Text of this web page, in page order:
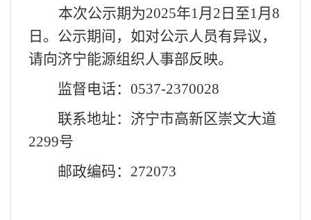
本次公示期为2025年1 月 2日 至1 月 8
日。公示期间，如对公示人员有异议，
请向济宁能源组织人事部反映。
监督电话： 0537-2370028
联系地址：济宁市高新区崇文大道
2299号
邮政编码： 272073